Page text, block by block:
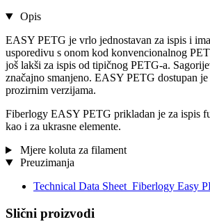
Opis
EASY PETG je vrlo jednostavan za ispis i
usporedivu s onom kod konvencionalnog
još lakši za ispis od tipičnog PETG-a.
značajno smanjeno. EASY PETG dostupan
prozirnim verzijama.
Fiberlogy EASY PETG prikladan je za ispis
kao i za ukrasne elemente.
Mjere koluta za filament
Preuzimanja
Technical Data Sheet_Fiberlogy Easy
Slični proizvodi